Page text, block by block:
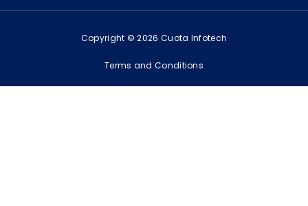
Copyright © 2026 Cuota Infotech
Terms and Conditions